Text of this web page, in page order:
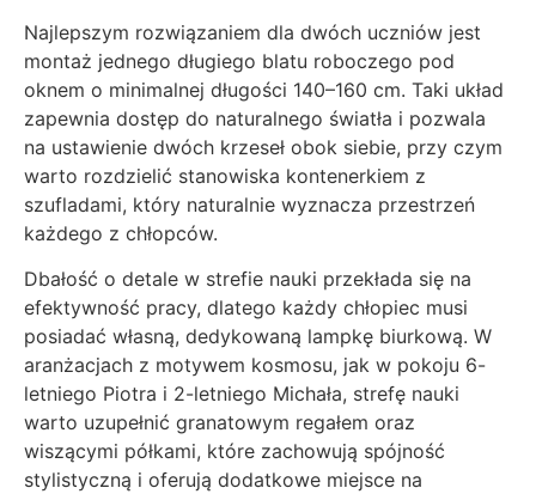
Najlepszym rozwiązaniem dla dwóch uczniów jest
montaż jednego długiego blatu roboczego pod
oknem o minimalnej długości 140–160 cm. Taki układ
zapewnia dostęp do naturalnego światła i pozwala
na ustawienie dwóch krzeseł obok siebie, przy czym
warto rozdzielić stanowiska kontenerkiem z
szufladami, który naturalnie wyznacza przestrzeń
każdego z chłopców.
Dbałość o detale w strefie nauki przekłada się na
efektywność pracy, dlatego każdy chłopiec musi
posiadać własną, dedykowaną lampkę biurkową. W
aranżacjach z motywem kosmosu, jak w pokoju 6-
letniego Piotra i 2-letniego Michała, strefę nauki
warto uzupełnić granatowym regałem oraz
wiszącymi półkami, które zachowują spójność
stylistyczną i oferują dodatkowe miejsce na